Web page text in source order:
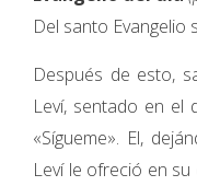
Del santo Evangelio
Después de esto,
Leví, sentado en el
«Sígueme». El,
Leví le ofreció en